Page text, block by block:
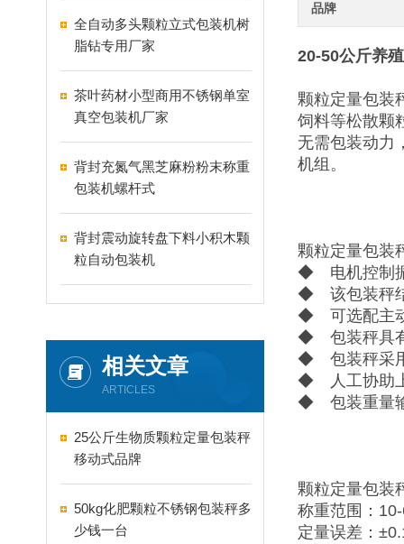
全自动多头颗粒立式包装机树
脂钻专用厂家
茶叶药材小型商用不锈钢单室
真空包装机厂家
背封充氮气黑芝麻粉粉末称重
包装机螺杆式
背封震动旋转盘下料小积木颗
粒自动包装机
相关文章
ARTICLES
25公斤生物质颗粒定量包装秤
移动式品牌
50kg化肥颗粒不锈钢包装秤多
少钱一台
品牌
20-50公斤养
颗粒定量包装
饲料等松散颗
无需包装动力
机组。
颗粒定量包装
◆ 电机控制振
◆ 该包装秤结
◆ 可选配主动
◆ 包装秤具有
◆ 包装秤采用
◆ 人工协助上
◆ 包装重量输
颗粒定量包装
称重范围：
定量误差：